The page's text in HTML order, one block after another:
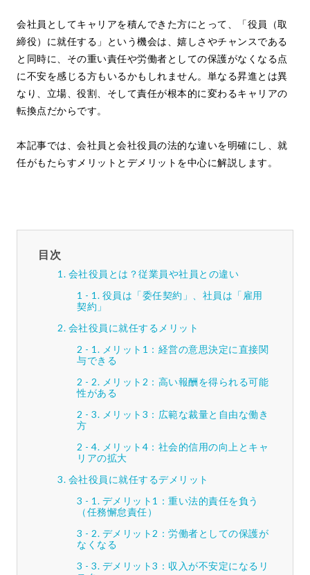
会社員としてキャリアを積んできた方にとって、「役員（取
締役）に就任する」という機会は、嬉しさやチャンスである
と同時に、その重い責任や労働者としての保護がなくなる点
に不安を感じる方もいるかもしれません。単なる昇進とは異
なり、立場、役割、そして責任が根本的に変わるキャリアの
転換点だからです。
本記事では、会社員と会社役員の法的な違いを明確にし、就
任がもたらすメリットとデメリットを中心に解説します。
目次
会社役員とは？従業員や社員との違い
役員は「委任契約」、社員は「雇用
契約」
会社役員に就任するメリット
メリット1：経営の意思決定に直接関
与できる
メリット2：高い報酬を得られる可能
性がある
メリット3：広範な裁量と自由な働き
方
メリット4：社会的信用の向上とキャ
リアの拡大
会社役員に就任するデメリット
デメリット1：重い法的責任を負う
（任務懈怠責任）
デメリット2：労働者としての保護が
なくなる
デメリット3：収入が不安定になるリ